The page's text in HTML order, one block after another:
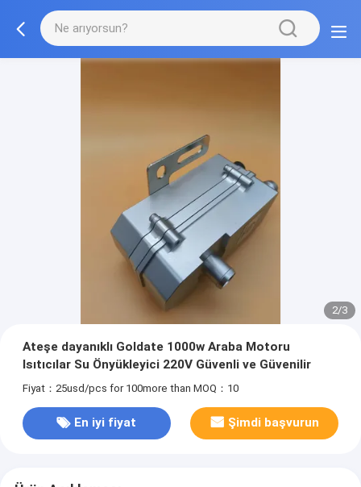
2/3
Ateşe dayanıklı Goldate 1000w Araba Motoru
Isıtıcılar Su Önyükleyici 220V Güvenli ve Güvenilir
Fiyat：25usd/pcs for 100more than MOQ：10
En iyi fiyat Şimdi başvurun